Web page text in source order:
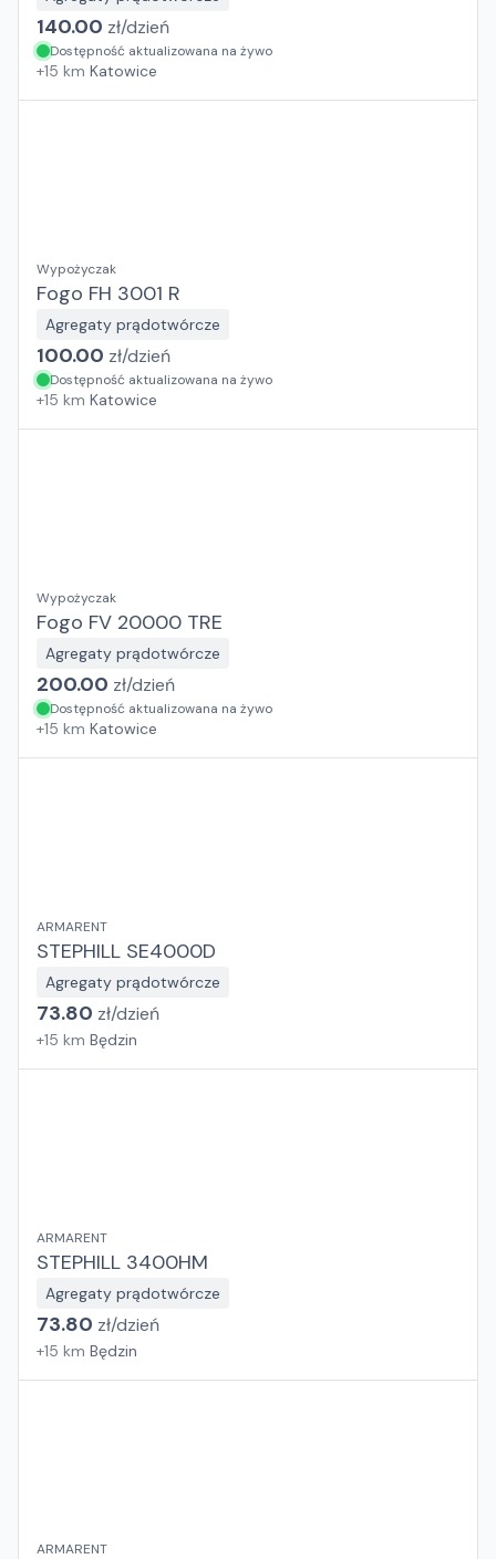
140.00 zł/dzień
Dostępność aktualizowana na żywo
+15 km Katowice
Wypożyczak
Fogo FH 3001 R
Agregaty prądotwórcze
100.00 zł/dzień
Dostępność aktualizowana na żywo
+15 km Katowice
Wypożyczak
Fogo FV 20000 TRE
Agregaty prądotwórcze
200.00 zł/dzień
Dostępność aktualizowana na żywo
+15 km Katowice
ARMARENT
STEPHILL SE4000D
Agregaty prądotwórcze
73.80 zł/dzień
+15 km Będzin
ARMARENT
STEPHILL 3400HM
Agregaty prądotwórcze
73.80 zł/dzień
+15 km Będzin
ARMARENT